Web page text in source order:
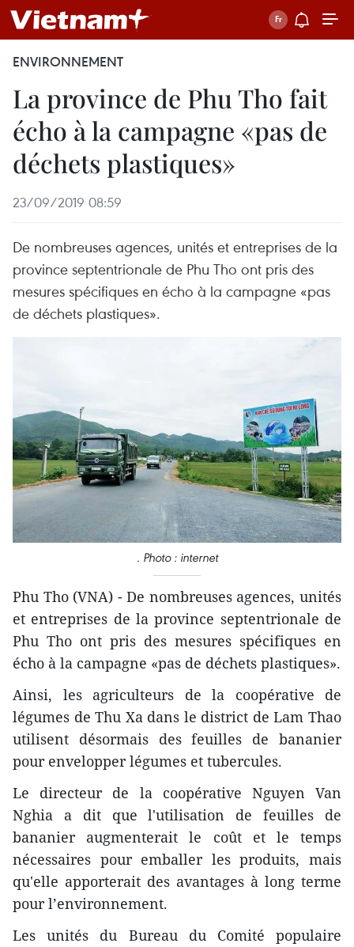
ENVIRONNEMENT
La province de Phu Tho fait
écho à la campagne «pas de
déchets plastiques»
23/09/2019 08:59
De nombreuses agences, unités et entreprises de la
province septentrionale de Phu Tho ont pris des
mesures spécifiques en écho à la campagne «pas
de déchets plastiques».
. Photo : internet
Phu Tho (VNA) - De nombreuses agences, unités
et entreprises de la province septentrionale de
Phu Tho ont pris des mesures spécifiques en
écho à la campagne «pas de déchets plastiques».
Ainsi, les agriculteurs de la coopérative de
légumes de Thu Xa dans le district de Lam Thao
utilisent désormais des feuilles de bananier
pour envelopper légumes et tubercules.
Le directeur de la coopérative Nguyen Van
Nghia a dit que l'utilisation de feuilles de
bananier augmenterait le coût et le temps
nécessaires pour emballer les produits, mais
qu'elle apporterait des avantages à long terme
pour l’environnement.
Les unités du Bureau du Comité populaire